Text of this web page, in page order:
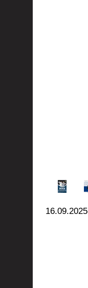
16.09.2025